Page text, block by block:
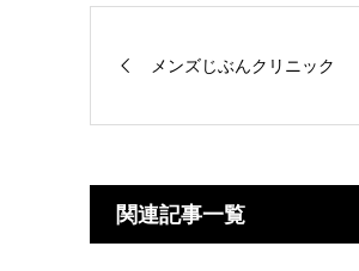
メンズじぶんクリニック
関連記事一覧